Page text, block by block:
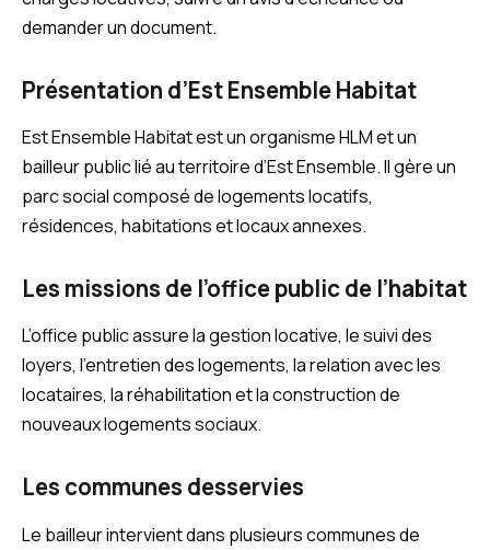
demander un document.
Présentation d’Est Ensemble Habitat
Est Ensemble Habitat est un organisme HLM et un
bailleur public lié au territoire d’Est Ensemble. Il gère un
parc social composé de logements locatifs,
résidences, habitations et locaux annexes.
Les missions de l’office public de l’habitat
L’office public assure la gestion locative, le suivi des
loyers, l’entretien des logements, la relation avec les
locataires, la réhabilitation et la construction de
nouveaux logements sociaux.
Les communes desservies
Le bailleur intervient dans plusieurs communes de